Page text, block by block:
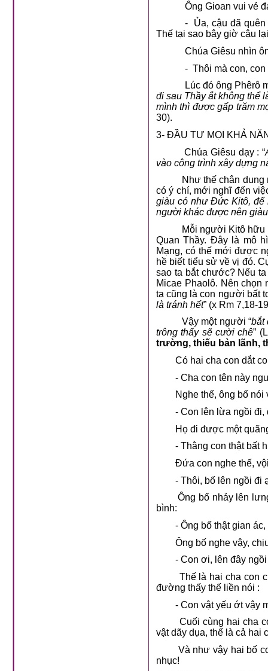
Ông Gioan vui vẻ
- Ủa, cậu đã quên
Thế tại sao bây giờ cậu
Chúa Giêsu nhìn
- Thôi mà con, con
Lúc đó ông Phêrô
đi sau Thầy ắt không thể
mình thì được gấp trăm
30).
3- ĐẦU TƯ MỌI KHẢ
Chúa Giêsu dạy : “
vào công trình xây dựng
Như thế chân dung
có ý chí, mới nghĩ đến
giàu có như Đức Kitô, để
người khác được nên
Mỗi người Kitô hữu lúc
Quan Thầy. Đây là mô
Mạng, có thế mới được
hề biết tiểu sử về vị đó.
sao ta bắt chước? Nếu
Micae Phaolô. Nên
ta cũng là con người bất
là tránh hết” (x Rm 7,18-
Vậy một người “bắt
trông thấy sẽ cười chê”
trường, thiếu bản lãnh,
Có hai cha con dắt
- Cha con tên này ngu
Nghe thế, ông bố nói
- Con lên lừa ngồi đi,
Họ đi được một
- Thằng con thật bất
Đứa con nghe thế, vội
- Thôi, bố lên ngồi đi ạ,
Ông bố nhảy lên lưng
bình:
- Ông bố thật gian ác,
Ông bố nghe vậy, chịu
- Con ơi, lên đây ngồi
Thế là hai cha con
đường thấy thế liền nói :
- Con vật yếu ớt vậy
Cuối cùng hai cha con
vật dãy dụa, thế là cả hai
Và như vậy hai bố con
nhục!